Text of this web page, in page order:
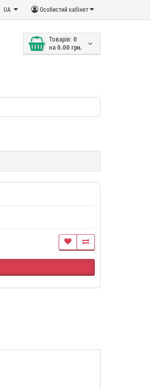
Особистий кабінет
UA
Товарів: 0
на 0.00 грн.